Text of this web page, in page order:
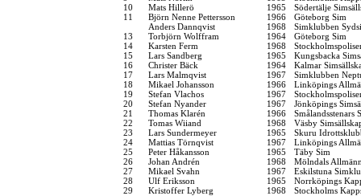
10
Mats Hillerö 1965
Södertälje
11
Björn Nenne Pettersson 1966
Göteborg Sim
Anders Dannqvist
1968
Simklubben
13
Torbjörn Wolffram 1964
Göteborg Sim
14
Karsten Ferm 1968
15
Lars Sandberg 1965
Kungsbacka
16
Christer Bäck 1964
Kalmar
17
Lars Malmqvist 1967
Simklubben
18
Mikael Johansson 1966
Linköpings
19
Stefan Vlachos 1967
20
Stefan Nyander 1967
Jönköpings
21
Thomas Klarén 1966
Smålandsstenars
22
Tomas Wiiand 1968
Väsby
23
Lars Sundermeyer 1965
Skuru
24
Mattias Törnqvist 1967
Linköpings
25
Peter Håkansson 1965
Täby Sim
26
Johan Andrén 1968
Mölndals
27
Mikael Svahn 1967
Eskilstuna
28
Ulf Eriksson 1965
Norrköpings
29
Kristoffer Lyberg 1968 Stockholms